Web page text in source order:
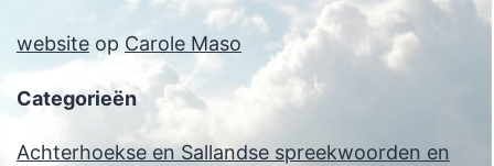
website op Carole Maso
Categorieën
Achterhoekse en Sallandse spreekwoorden en